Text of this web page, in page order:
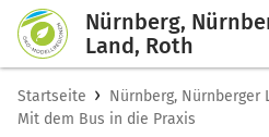
Nürnberg,
Land, Roth
Startseite › Nürnberg, Nürnberger
Mit dem Bus in die Praxis